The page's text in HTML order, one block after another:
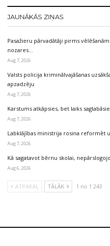
JAUNĀKĀS ZIŅAS
Pasažieru pārvadātāji pirms
nozares…
Aug 7, 2026
Valsts policija kriminālvajāšanas
apzadzēju
Aug 7, 2026
Karstums atkāpsies, bet laiks
Aug 7, 2026
Labklājības ministrija rosina reformēt
Aug 7, 2026
Kā sagatavot bērnu skolai,
Aug 6, 2026
ATPAKAĻ TĀLĀK 1 no 1 243